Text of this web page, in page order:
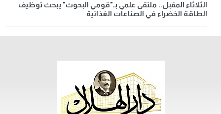
الثلاثاء المقبل.. ملتقى علمي بـ"قومي البحوث" يبحث توظيف
الطاقة الخضراء في الصناعات الغذائية